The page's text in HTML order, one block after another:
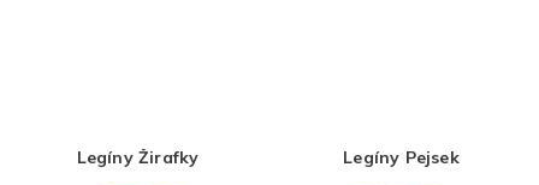
Legíny Žirafky Legíny Pejsek